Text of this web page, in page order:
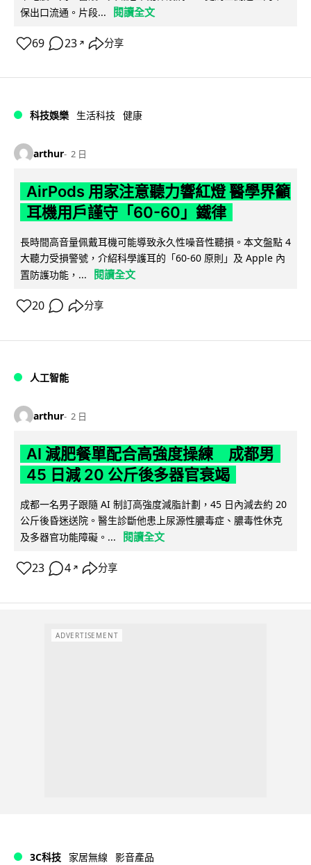
保出口流通。片段...
閱讀全文
69 23 ↗ 分享
科技娛樂 生活科技 健康
arthur 2 日
AirPods 用家注意聽力響紅燈 醫學界籲
耳機用戶謹守「60-60」鐵律
長時間高音量佩戴耳機可能導致永久性噪音性聽損。本文盤點 4
大聽力受損警號，介紹科學護耳的「60-60 原則」及 Apple 內
置防護功能，...
閱讀全文
20 分享
人工智能
arthur 2 日
AI 減肥餐單配合高強度操練 成都男
45 日減 20 公斤後多器官衰竭
成都一名男子跟隨 AI 制訂高強度減脂計劃，45 日內減去約 20
公斤後昏迷送院。醫生診斷他患上尿源性膿毒症、膿毒性休克
及多器官功能障礙。...
閱讀全文
23 4 ↗ 分享
ADVERTISEMENT
3C科技 家居無線 影音產品